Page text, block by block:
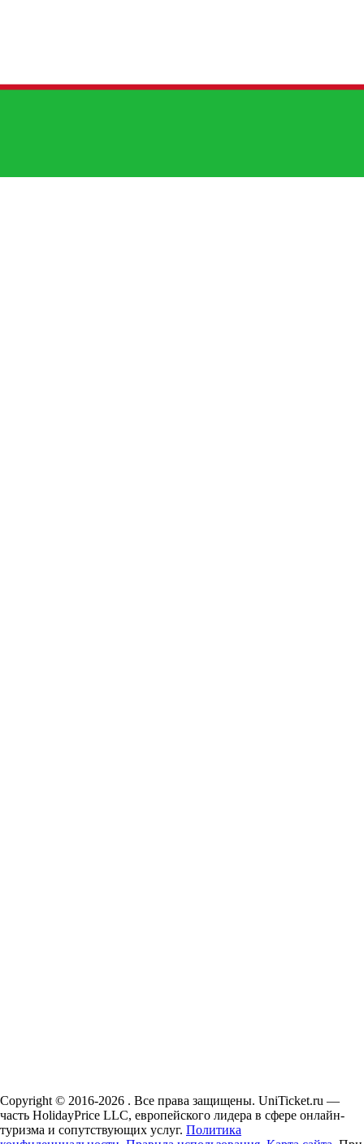
Copyright © 2016-2026 . Все права защищены. UniTicket.ru —
часть HolidayPrice LLC, европейского лидера в сфере онлайн-
туризма и сопутствующих услуг. Политика